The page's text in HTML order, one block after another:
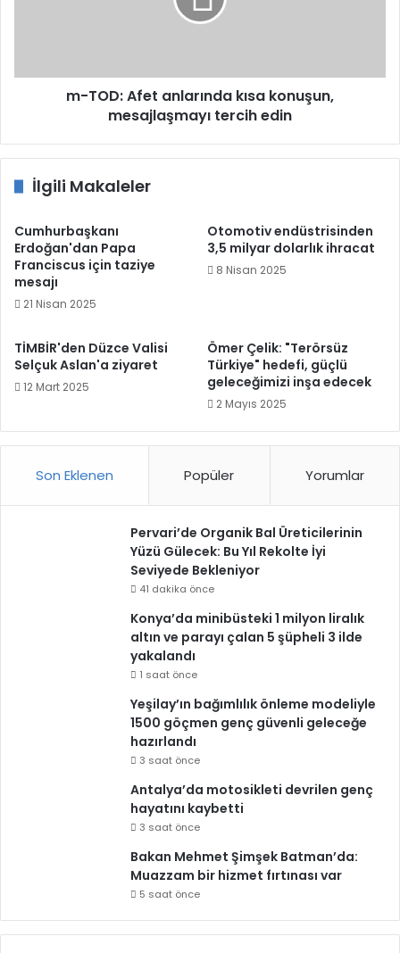
edin
m-TOD: Afet anlarında kısa konuşun,
mesajlaşmayı tercih edin
İlgili Makaleler
Cumhurbaşkanı
Erdoğan'dan Papa
Franciscus için taziye
mesajı
21 Nisan 2025
Otomotiv endüstrisinden
3,5 milyar dolarlık ihracat
8 Nisan 2025
TİMBİR'den Düzce Valisi
Selçuk Aslan'a ziyaret
12 Mart 2025
Ömer Çelik: "Terörsüz
Türkiye" hedefi, güçlü
geleceğimizi inşa edecek
2 Mayıs 2025
Son Eklenen Popüler Yorumlar
Pervari’de Organik Bal Üreticilerinin
Yüzü Gülecek: Bu Yıl Rekolte İyi
Seviyede Bekleniyor
41 dakika önce
Konya’da minibüsteki 1 milyon liralık
altın ve parayı çalan 5 şüpheli 3 ilde
yakalandı
1 saat önce
Yeşilay’ın bağımlılık önleme modeliyle
1500 göçmen genç güvenli geleceğe
hazırlandı
3 saat önce
Antalya’da motosikleti devrilen genç
hayatını kaybetti
3 saat önce
Bakan Mehmet Şimşek Batman’da:
Muazzam bir hizmet fırtınası var
5 saat önce